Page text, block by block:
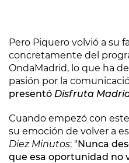
Pero Piquero volvió a su
concretamente del
OndaMadrid, lo que ha
pasión por la
presentó Disfruta
Cuando empezó con
su emoción de volver a
Diez Minutos: "Nunca
que esa oportunidad no